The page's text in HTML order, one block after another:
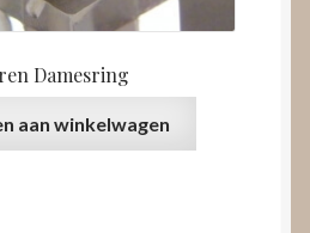
Damesring
aan winkelwagen